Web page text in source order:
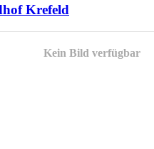
Krefeld
Kein Bild verfügbar